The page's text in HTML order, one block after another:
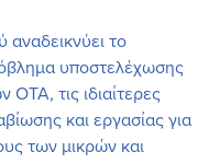
το
υποστελέχωσης
ΟΤΑ, τις ιδιαίτερες
και εργασίας για
των μικρών και